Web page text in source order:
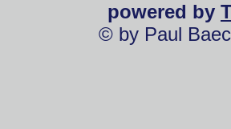
powered by
© by Paul